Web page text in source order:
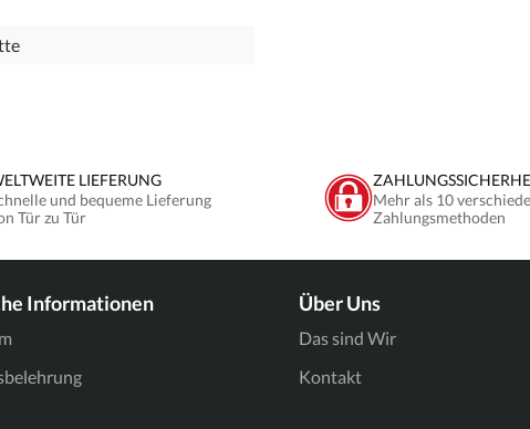
LIEFERUNG
und bequeme Lieferung
Tür zu Tür
Mehr als 10
Zahlungsmethoden
Informationen Über Uns
Das sind Wir
Kontakt